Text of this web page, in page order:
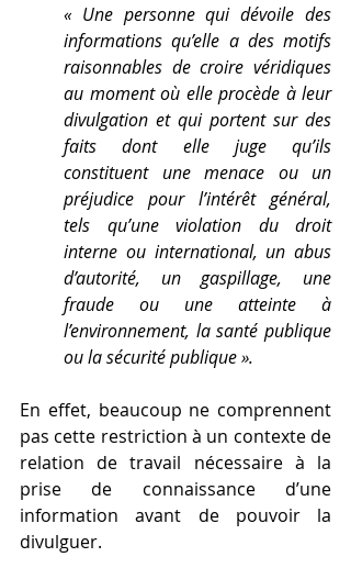
« Une personne qui dévoile des
informations qu’elle a des motifs
raisonnables de croire véridiques
au moment où elle procède à leur
divulgation et qui portent sur des
faits dont elle juge qu’ils
constituent une menace ou un
préjudice pour l’intérêt général,
tels qu’une violation du droit
interne ou international, un abus
d’autorité, un gaspillage, une
fraude ou une atteinte à
l’environnement, la santé publique
ou la sécurité publique ».
En effet, beaucoup ne comprennent
pas cette restriction à un contexte de
relation de travail nécessaire à la
prise de connaissance d’une
information avant de pouvoir la
divulguer.